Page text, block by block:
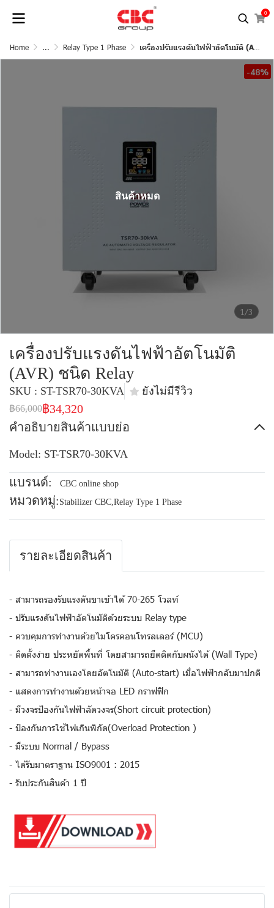
0
Home ... Relay Type 1 Phase เครื่องปรับแรงดันไฟฟ้าอัตโนมัติ (AVR) ชนิด Relay
1/3
-48%
สินค้าหมด
เครื่องปรับแรงดันไฟฟ้าอัตโนมัติ
(AVR) ชนิด Relay
SKU : ST-TSR70-30KVA ยังไม่มีรีวิว
฿66,000฿34,320
คำอธิบายสินค้าแบบย่อ
Model: ST-TSR70-30KVA
แบรนด์: CBC online shop
หมวดหมู่: Stabilizer CBC,Relay Type 1 Phase
รายละเอียดสินค้า
- สามารถรองรับแรงดันขาเข้าได้ 70-265 โวลท์
- ปรับแรงดันไฟฟ้าอัตโนมัติด้วยระบบ Relay type
- ควบคุมการทำงานด้วยไมโครคอนโทรลเลอร์ (MCU)
- ติดตั้งง่าย ประหยัดพื้นที่ โดยสามารถยึดติดกับผนังได้ (Wall Type)
- สามารถทำงานเองโดยอัตโนมัติ (Auto-start) เมื่อไฟฟ้ากลับมาปกติ
- แสดงการทำงานด้วยหน้าจอ LED กราฟฟิก
- มีวงจรป้องกันไฟฟ้าลัดวงจร(Short circuit protection)
- ป้องกันการใช้ไฟเกินพิกัด(Overload Protection )
- มีระบบ Normal / Bypass
- ได้รับมาตราฐาน ISO9001 : 2015
- รับประกันสินค้า 1 ปี